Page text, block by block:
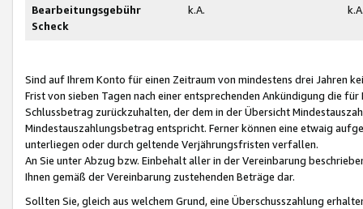
Bearbeitungsgebühr
Scheck
k.A.
Sind auf Ihrem Konto für einen Zeitraum von mindestens drei Jahren
Frist von sieben Tagen nach einer entsprechenden Ankündigung die
Schlussbetrag zurückzuhalten, der dem in der Übersicht
Mindestauszahlungsbetrag entspricht. Ferner können eine etwaig
unterliegen oder durch geltende Verjährungsfristen verfallen.
An Sie unter Abzug bzw. Einbehalt aller in der Vereinbarung
Ihnen gemäß der Vereinbarung zustehenden Beträge dar.
Sollten Sie, gleich aus welchem Grund, eine Überschusszahlung